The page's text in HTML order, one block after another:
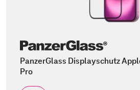
PanzerGlass Displayschutz
Pro